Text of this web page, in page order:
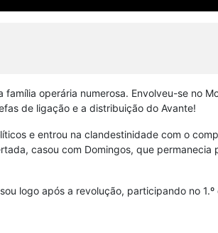
família operária numerosa. Envolveu-se
de ligação e a distribuição do Avante!
e entrou na clandestinidade com o
casou com Domingos, que
logo após a revolução, participando no